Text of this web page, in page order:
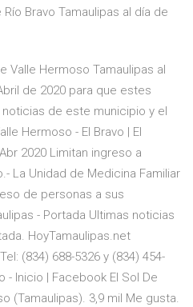
Bravo Tamaulipas al día de
Hermoso Tamaulipas al
de 2020 para que estes
de este municipio y el
Hermoso - El Bravo | El
2020 Limitan ingreso a
La Unidad de Medicina Familiar
de personas a sus
- Portada Ultimas noticias
HoyTamaulipas.net
(834) 688-5326 y (834) 454-
- Inicio | Facebook El Sol De
(Tamaulipas). 3,9 mil Me gusta.